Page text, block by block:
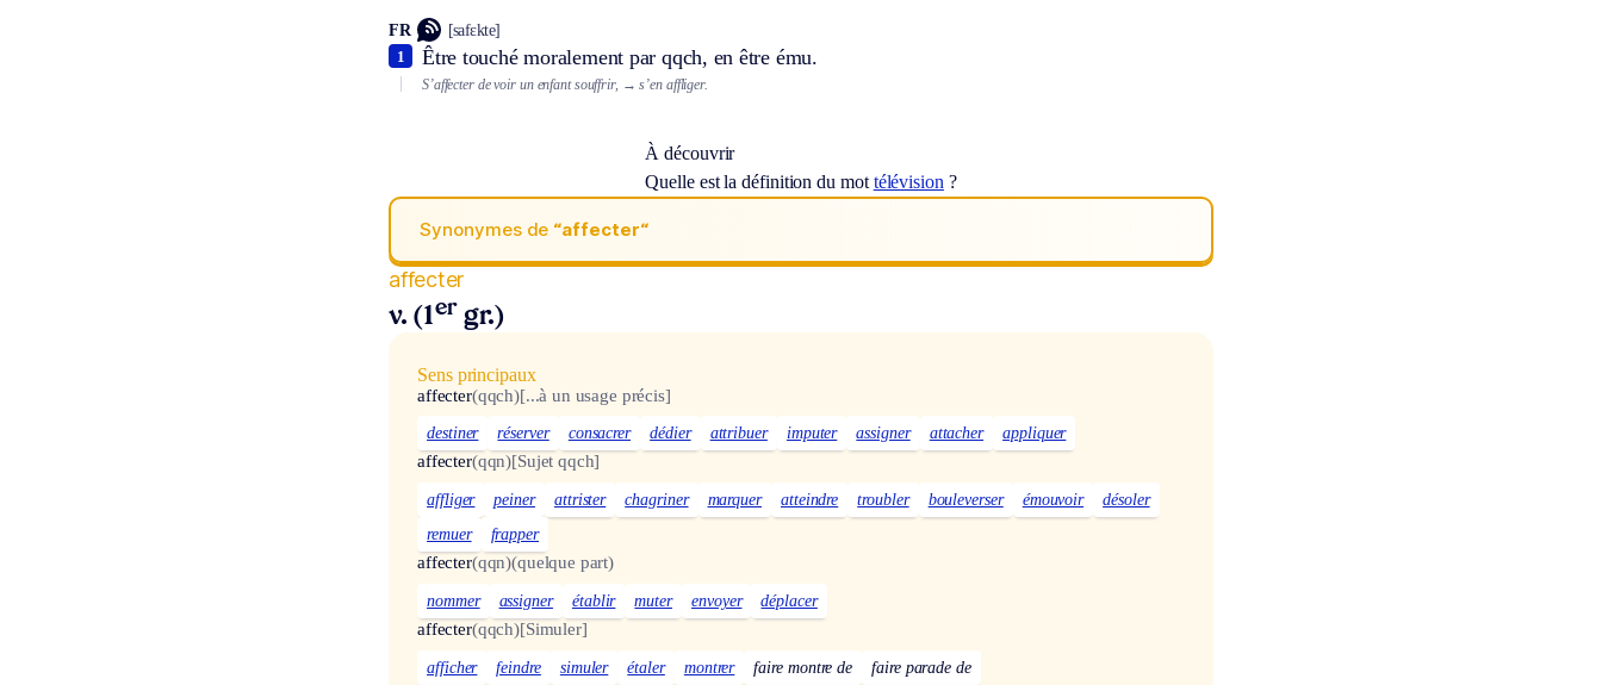
FR [safɛkte]
Être touché moralement par qqch, en être ému.
1
S’affecter de voir un enfant souffrir, → s’en affliger.
À découvrir
Quelle est la définition du mot télévision ?
Synonymes de “affecter“
affecter
v. (1er gr.)
Sens principaux
affecter(qqch)[...à un usage précis]
destiner réserver consacrer dédier attribuer imputer assigner attacher appliquer
affecter(qqn)[Sujet qqch]
affliger peiner attrister chagriner marquer atteindre troubler bouleverser émouvoir
désoler
remuer
frapper
affecter(qqn)(quelque part)
nommer assigner établir muter envoyer déplacer
affecter(qqch)[Simuler]
afficher feindre simuler étaler montrer faire montre de faire parade de